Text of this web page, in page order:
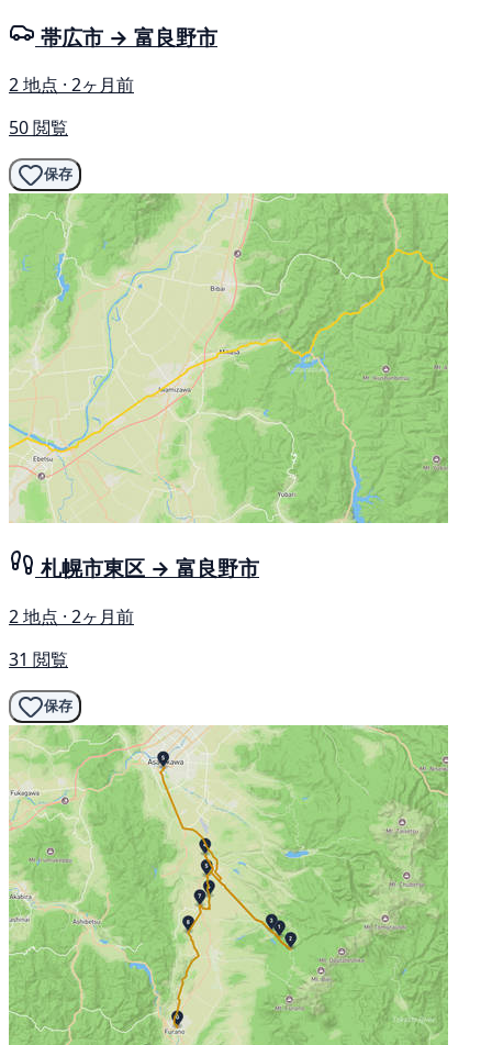
帯広市 → 富良野市
2 地点 · 2ヶ月前
50 閲覧
保存
札幌市東区 → 富良野市
2 地点 · 2ヶ月前
31 閲覧
保存